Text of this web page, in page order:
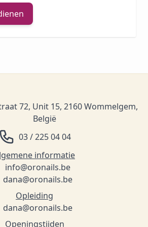
72, Unit 15, 2160 Wommelgem,
België
03 / 225 04 04
informatie
info@oronails.be
dana@oronails.be
Opleiding
dana@oronails.be
Openingstijden